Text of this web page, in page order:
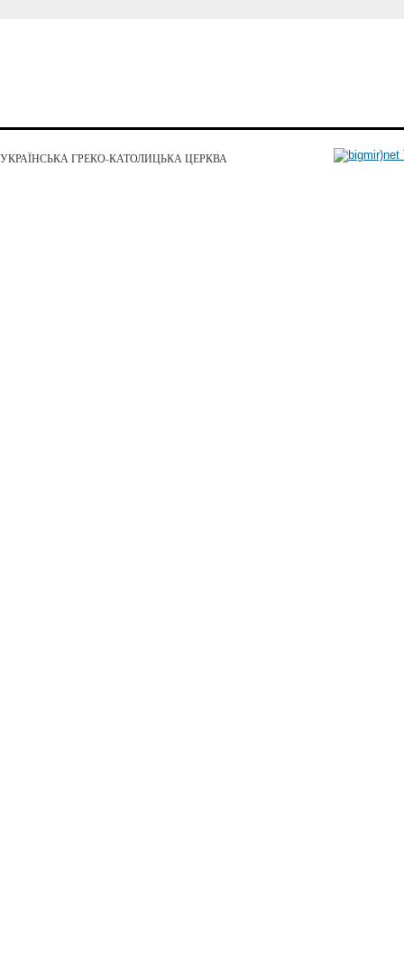
УКРАЇНСЬКА ГРЕКО-КАТОЛИЦЬКА ЦЕРКВА